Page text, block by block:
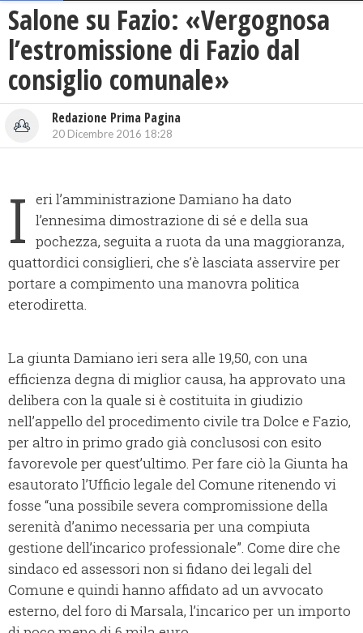
Salone su Fazio: «Vergognosa
l’estromissione di Fazio dal
consiglio comunale»
Redazione Prima Pagina
20 Dicembre 2016 18:28
I eri l’amministrazione Damiano ha dato
l’ennesima dimostrazione di sé e della sua
pochezza, seguita a ruota da una maggioranza,
quattordici consiglieri, che s’è lasciata asservire per
portare a compimento una manovra politica
eterodiretta.
La giunta Damiano ieri sera alle 19,50, con una
efficienza degna di miglior causa, ha approvato una
delibera con la quale si è costituita in giudizio
nell’appello del procedimento civile tra Dolce e Fazio,
per altro in primo grado già conclusosi con esito
favorevole per quest’ultimo. Per fare ciò la Giunta ha
esautorato l’Ufficio legale del Comune ritenendo vi
fosse “una possibile severa compromissione della
serenità d’animo necessaria per una compiuta
gestione dell’incarico professionale”. Come dire che
sindaco ed assessori non si fidano dei legali del
Comune e quindi hanno affidato ad un avvocato
esterno, del foro di Marsala, l’incarico per un importo